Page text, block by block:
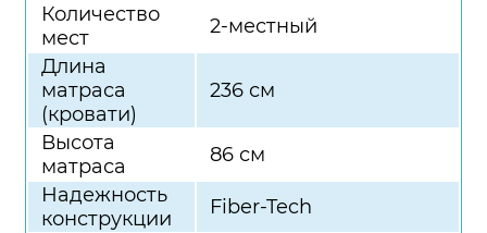
Количество
мест
2-местный
Длина
матраса
(кровати)
236 см
Высота
матраса
86 см
Надежность
конструкции
Fiber-Tech